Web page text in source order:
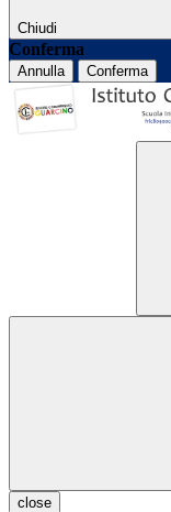
Chiudi
Conferma
Annulla Conferma
close